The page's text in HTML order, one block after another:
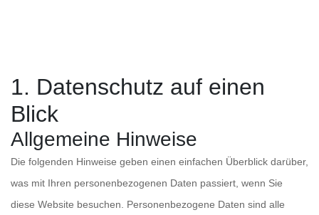
1. Datenschutz auf einen
Blick
Allgemeine Hinweise
Die folgenden Hinweise geben einen einfachen Überblick darüber,
was mit Ihren personenbezogenen Daten passiert, wenn Sie
diese Website besuchen. Personenbezogene Daten sind alle